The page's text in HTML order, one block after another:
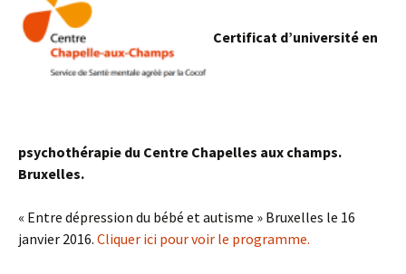
Certificat d’université en
psychothérapie du Centre Chapelles aux champs.
Bruxelles.
« Entre dépression du bébé et autisme » Bruxelles le 16
janvier 2016. Cliquer ici pour voir le programme.